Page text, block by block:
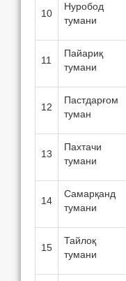
10
Нуробод
тумани
11
Пайариқ
тумани
12
Пастдарғом
туман
13
Пахтачи
тумани
14
Самарқанд
тумани
15
Тайлоқ
тумани